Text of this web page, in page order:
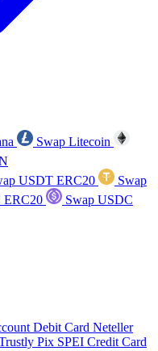
Swap Litecoin
USDT ERC20
Swap
ERC20
Swap USDC
Debit Card Neteller
Pix SPEI Credit Card